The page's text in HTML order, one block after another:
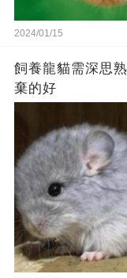
2024/01/15
飼養龍貓需深思
棄的好